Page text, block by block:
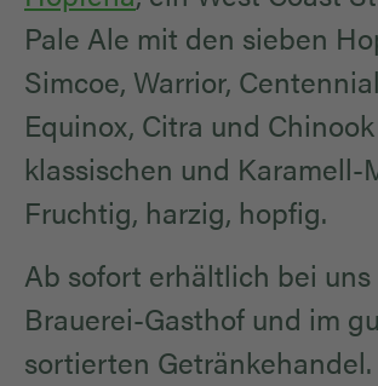
Pale Ale mit den sieben
Simcoe, Warrior,
Equinox, Citra und
klassischen und Karamell-
Fruchtig, harzig, hopfig.
Ab sofort erhältlich bei uns
Brauerei-Gasthof und im
sortierten Getränkehandel.